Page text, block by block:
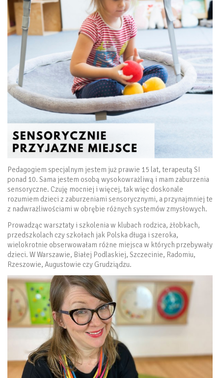
Pedagogiem specjalnym jestem już prawie 15 lat, terapeutą SI
ponad 10. Sama jestem osobą wysokowrażliwą i mam zaburzenia
sensoryczne. Czuję mocniej i więcej, tak więc doskonale
rozumiem dzieci z zaburzeniami sensorycznymi, a przynajmniej te
z nadwrażliwościami w obrębie różnych systemów zmysłowych.
Prowadząc warsztaty i szkolenia w klubach rodzica, żłobkach,
przedszkolach czy szkołach jak Polska długa i szeroka,
wielokrotnie obserwowałam różne miejsca w których przebywały
dzieci. W Warszawie, Białej Podlaskiej, Szczecinie, Radomiu,
Rzeszowie, Augustowie czy Grudziądzu.